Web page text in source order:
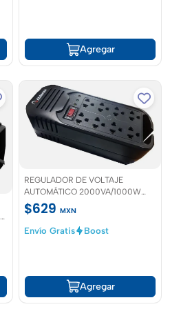
Agregar
REGULADOR DE VOLTAJE
AUTOMÁTICO 2000VA/1000W
20v 50/60hz Ablerex
$629 MXN
Envío Gratis
Boost
Agregar